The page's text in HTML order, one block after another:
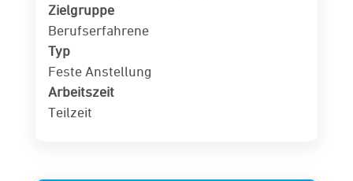
Zielgruppe
Berufserfahrene
Typ
Feste Anstellung
Arbeitszeit
Teilzeit